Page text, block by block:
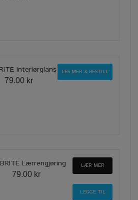
Interiørglans
79.00 kr
LES MER & BESTILL
Lærrengjøring
79.00 kr
LÆR MER